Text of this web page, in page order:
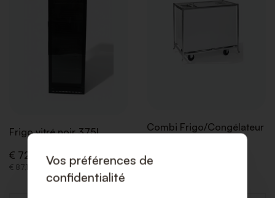
Frigo vitré noir 375L
€ 72,00 (Hors TVA)
€ 87,12 (Incl. TVA)
Combi Frigo/Congélateur
€ 32,50 (Hors TVA)
Vos préférences de
confidentialité